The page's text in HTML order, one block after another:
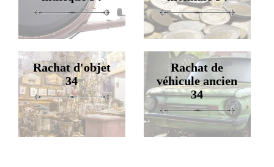
Rachat d'objet
34
Rachat de
véhicule ancien
34